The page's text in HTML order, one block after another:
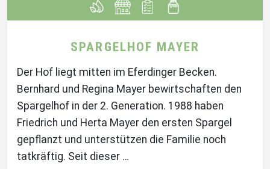
SPARGELHOF MAYER
Der Hof liegt mitten im Eferdinger Becken.
Bernhard und Regina Mayer bewirtschaften den
Spargelhof in der 2. Generation. 1988 haben
Friedrich und Herta Mayer den ersten Spargel
gepflanzt und unterstützen die Familie noch
tatkräftig. Seit dieser …